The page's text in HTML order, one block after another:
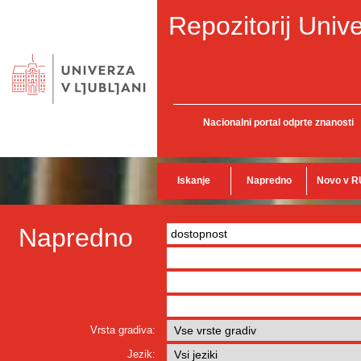
Repozitorij
Nacionalni portal odprte znanosti
Iskanje Napredno Novo v
Napredno
Vrsta gradiva:
Jezik: